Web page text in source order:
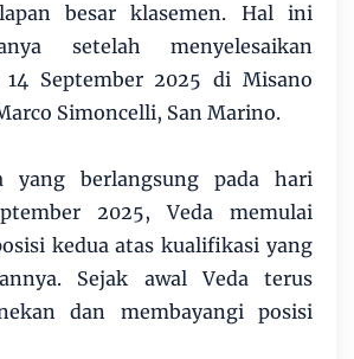
besar klasemen. Hal ini
setelah menyelesaikan
14 September 2025 di Misano
Simoncelli, San Marino.
yang berlangsung pada hari
2025, Veda memulai
kedua atas kualifikasi yang
Sejak awal Veda terus
dan membayangi posisi